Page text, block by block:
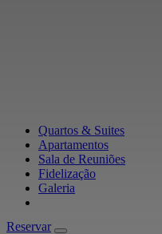
Quartos & Suites
Apartamentos
Sala de Reuniões
Fidelização
Galeria
Reservar